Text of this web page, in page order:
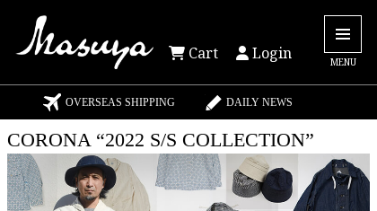
Cart Login MENU
OVERSEAS SHIPPING DAILY NEWS
CORONA “2022 S/S COLLECTION”